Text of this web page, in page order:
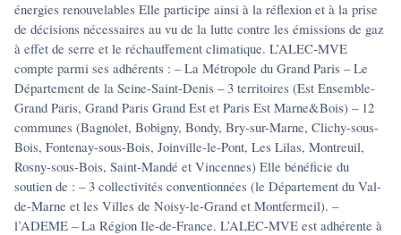
énergies renouvelables Elle participe ainsi à la réflexion et à la prise
de décisions nécessaires au vu de la lutte contre les émissions de gaz
à effet de serre et le réchauffement climatique. L’ALEC-MVE
compte parmi ses adhérents : – La Métropole du Grand Paris – Le
Département de la Seine-Saint-Denis – 3 territoires (Est Ensemble-
Grand Paris, Grand Paris Grand Est et Paris Est Marne&Bois) – 12
communes (Bagnolet, Bobigny, Bondy, Bry-sur-Marne, Clichy-sous-
Bois, Fontenay-sous-Bois, Joinville-le-Pont, Les Lilas, Montreuil,
Rosny-sous-Bois, Saint-Mandé et Vincennes) Elle bénéficie du
soutien de : – 3 collectivités conventionnées (le Département du Val-
de-Marne et les Villes de Noisy-le-Grand et Montfermeil). –
l’ADEME – La Région Ile-de-France. L’ALEC-MVE est adhérente à